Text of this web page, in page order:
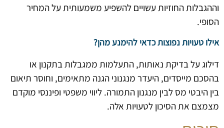
וההגבלות החוזיות עשויים להשפיע משמעותית על המחיר
הסופי.
אילו טעויות נפוצות כדאי להימנע מהן?
דילוג על בדיקת נאותות, התעלמות ממגבלות בתקנון או
בהסכם מייסדים, היעדר מנגנוני הגנה מתאימים, וחוסר תיאום
בין היבטי מס לבין מנגנון התמורה. ליווי משפטי ופיננסי מוקדם
מצמצם את הסיכון לטעויות אלה.